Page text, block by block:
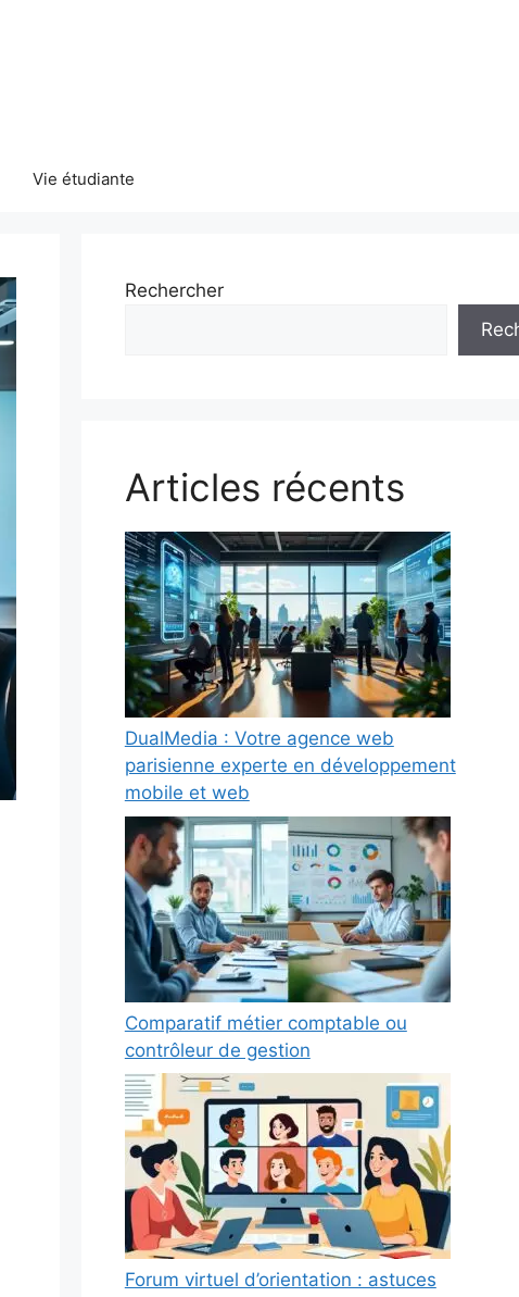
Vie étudiante
Rechercher
Articles récents
DualMedia : Votre agence web
parisienne experte en développement
mobile et web
Comparatif métier comptable ou
contrôleur de gestion
Forum virtuel d’orientation : astuces